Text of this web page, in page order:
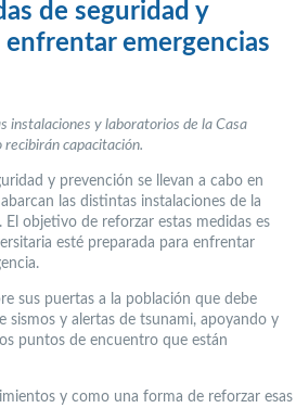
de seguridad y
emergencias
instalaciones y laboratorios de la Casa
recibirán capacitación.
y prevención se llevan a cabo en
las distintas instalaciones de la
El objetivo de reforzar estas medidas es
esté preparada para enfrentar
sus puertas a la población que debe
sismos y alertas de tsunami, apoyando y
puntos de encuentro que están
y como una forma de reforzar esas